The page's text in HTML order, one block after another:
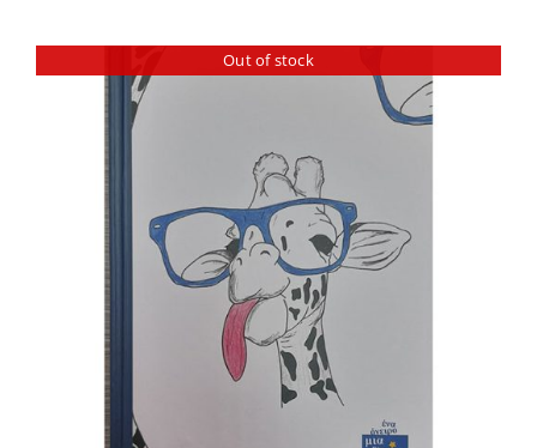
Out of stock